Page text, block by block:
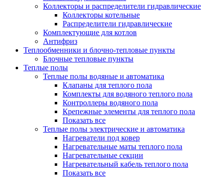
Коллекторы и распределители гидравлические
Коллекторы котельные
Распределители гидравлические
Комплектующие для котлов
Антифриз
Теплообменники и блочно-тепловые пункты
Блочные тепловые пункты
Теплые полы
Теплые полы водяные и автоматика
Клапаны для теплого пола
Комплекты для водяного теплого пола
Контроллеры водяного пола
Крепежные элементы для теплого пола
Показать все
Теплые полы электрические и автоматика
Нагреватели под ковер
Нагревательные маты теплого пола
Нагревательные секции
Нагревательный кабель теплого пола
Показать все